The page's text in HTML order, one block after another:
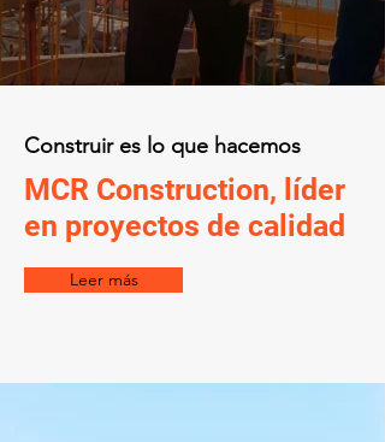
Construir es lo que hacemos
MCR Construction, líder
en proyectos de calidad
Leer más